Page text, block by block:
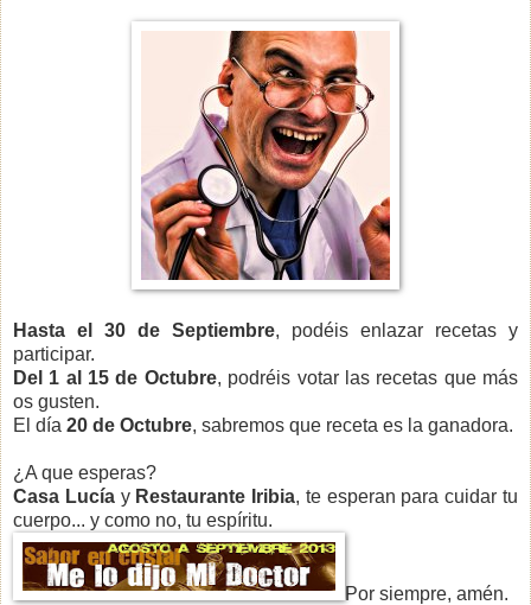
Hasta el 30 de Septiembre, podéis enlazar recetas y
participar.
Del 1 al 15 de Octubre, podréis votar las recetas que más
os gusten.
El día 20 de Octubre, sabremos que receta es la ganadora.
¿A que esperas?
Casa Lucíay Restaurante Iribia, te esperan para cuidar tu
cuerpo... y como no, tu espíritu.
Por siempre, amén.